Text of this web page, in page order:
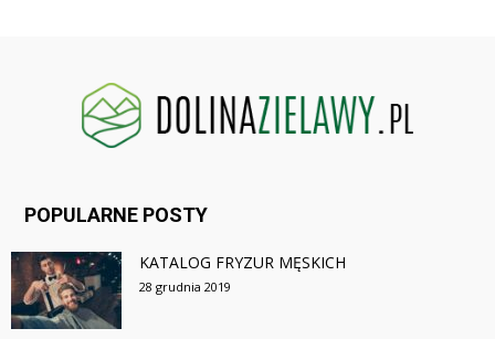
POPULARNE POSTY
KATALOG FRYZUR MĘSKICH
28 grudnia 2019